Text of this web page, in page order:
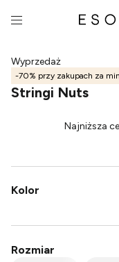
Wyprzedaż
-70% przy zakupach za
Stringi Nuts
Najniższa
Kolor
Rozmiar